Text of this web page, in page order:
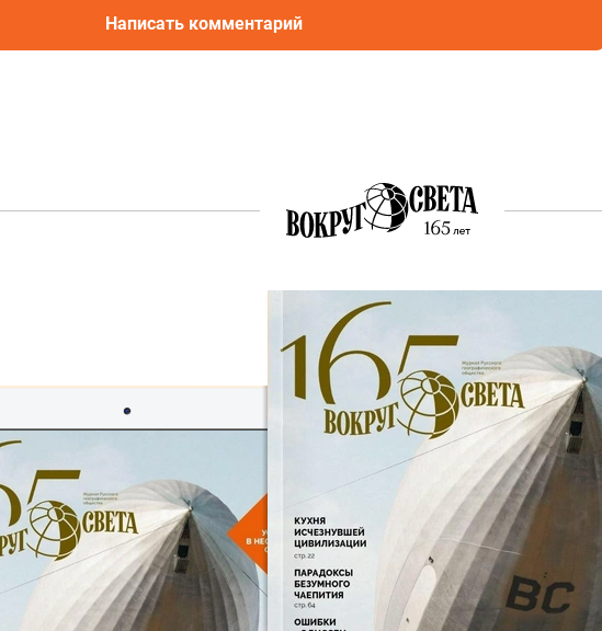
Написать комментарий